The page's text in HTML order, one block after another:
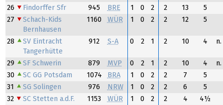
26 Findorffer Sfr 945 BRE 1 0 2 2 13
5
27
Schach-Kids
Bernhausen
1160 WÜR 1 0 2 2 12 5
28
SV Eintracht
Tangerhütte
912 S-A 0 2 1 2 10 4 n.
29 SF Schwerin 879 MVP 0 2 1 2 10 4
n.
30
SC GG Potsdam 1074 BRA 1 0 2 2 7
5
31
SG Solingen 976 NRW 1 0 2 2 6
5
32
SC Stetten a.d.F. 1153 WÜR 1 0 2 2 4
4½